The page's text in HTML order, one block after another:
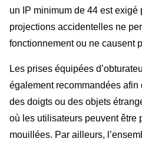
un IP minimum de 44 est exigé
projections accidentelles ne
fonctionnement ou ne causent
Les prises équipées
également recommandées
des doigts ou des objets
où les utilisateurs peuvent être
mouillées. Par ailleurs,